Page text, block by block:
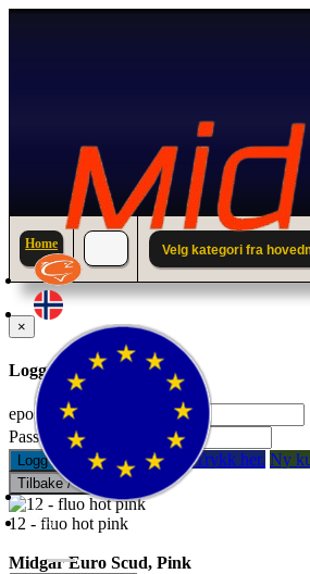
Home Velg kategori fra
×
Logg inn til din konto.
epostadresse:
Passord:
Logg inn Glemt passord? Trykk her. Ny
Tilbake / Lukk
12 - fluo hot pink
Midgar Euro Scud, Pink